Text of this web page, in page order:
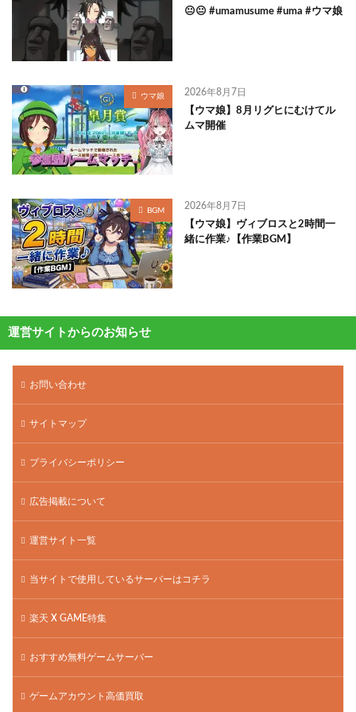
😐😐 #umamusume #uma #ウマ娘
ウマ娘 2026年8月7日
【ウマ娘】8月リグヒにむけてル
ムマ開催
BGM 2026年8月7日
【ウマ娘】ヴィブロスと2時間一
緒に作業♪【作業BGM】
運営サイトからのお知らせ
お問い合わせ
サイトマップ
プライバシーポリシー
広告掲載について
運営サイト一覧
当サイトで使用しているサーバーはコチラ
楽天 X GAME特集
おすすめ無料ゲームサーバー
ゲームアカウント高価買取